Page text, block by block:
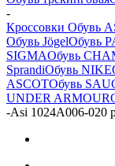
-
Кроссовки Обувь
Обувь JögelОбувь
SIGMAОбувь
SprandiОбувь NIKE
ASCOTОбувь
UNDER ARMOUR
-Asi 1024А006-020